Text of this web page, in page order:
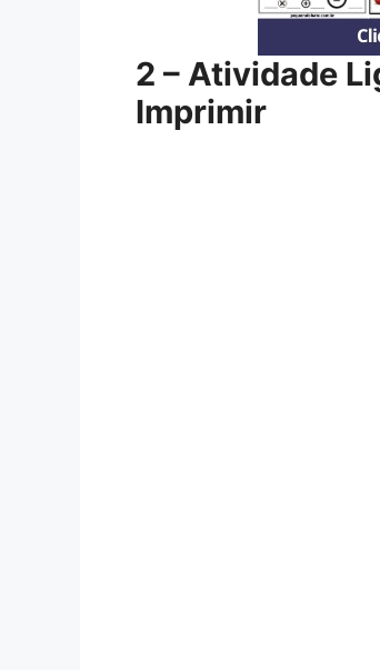
2 – Atividade
Imprimir